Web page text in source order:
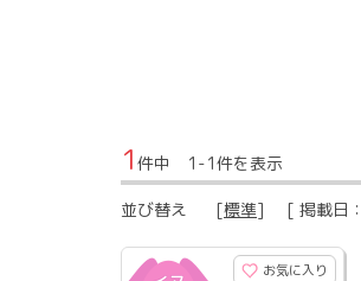
1 件中 1-1件を表示
並び替え [標準] [ 掲載日：
お気に入り